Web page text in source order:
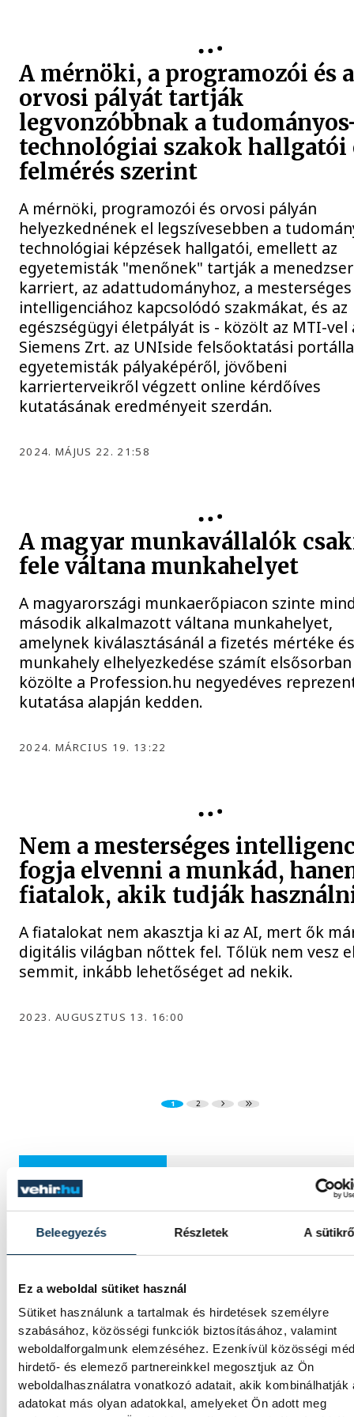
Beleegyezés Részletek A
Ez a weboldal sütiket használ
Sütiket használunk a tartalmak és hirdetések személyre
szabásához, közösségi funkciók biztosításához, valamint
weboldalforgalmunk elemzéséhez. Ezenkívül közösségi
hirdető- és elemező partnereinkkel megosztjuk az Ön
weboldalhasználatra vonatkozó adatait, akik kombinálhatják
adatokat más olyan adatokkal, amelyeket Ön adott meg
A mérnöki, a programozói és
orvosi pályát tartják
legvonzóbbnak a
technológiai szakok hallgatói
felmérés szerint
A mérnöki, programozói és orvosi pályán
helyezkednének el legszívesebben a
technológiai képzések hallgatói, emellett az
egyetemisták "menőnek" tartják a
karriert, az adattudományhoz, a mesterséges
intelligenciához kapcsolódó szakmákat, és az
egészségügyi életpályát is - közölt az MTI-vel
Siemens Zrt. az UNIside felsőoktatási
egyetemisták pályaképéről, jövőbeni
karrierterveikről végzett online kérdőíves
kutatásának eredményeit szerdán.
2024. MÁJUS 22. 21:58
A magyar munkavállalók
fele váltana munkahelyet
A magyarországi munkaerőpiacon szinte
második alkalmazott váltana munkahelyet,
amelynek kiválasztásánál a fizetés mértéke
munkahely elhelyezkedése számít
közölte a Profession.hu negyedéves
kutatása alapján kedden.
2024. MÁRCIUS 19. 13:22
Nem a mesterséges
fogja elvenni a munkád,
fiatalok, akik tudják
A fiatalokat nem akasztja ki az AI, mert ők
digitális világban nőttek fel. Tőlük nem vesz
semmit, inkább lehetőséget ad nekik.
2023. AUGUSZTUS 13. 16:00
1 2
KÖZÉLET
a Tisza parlamenti frakciója
Baka Andrást, a Legfelsőbb Bíróság
elnökét jelöli köztársasági elnöknek a Tisza
párt parlamenti frakciója.